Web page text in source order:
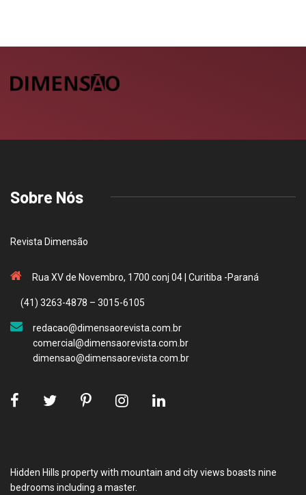
Sobre Nós
Revista Dimensão
Rua XV de Novembro, 1700 conj 04 | Curitiba -Paraná
(41) 3263-4878 – 3015-6105
redacao@dimensaorevista.com.br
comercial@dimensaorevista.com.br
dimensao@dimensaorevista.com.br
Hidden Hills property with mountain and city views boasts nine
bedrooms including a master.